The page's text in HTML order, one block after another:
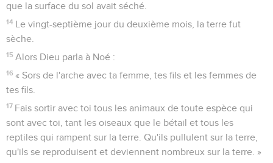
que la surface du sol avait séché.
14 Le vingt-septième jour du deuxième mois, la terre fut
sèche.
15 Alors Dieu parla à Noé :
16 « Sors de l'arche avec ta femme, tes fils et les femmes de
tes fils.
17 Fais sortir avec toi tous les animaux de toute espèce qui
sont avec toi, tant les oiseaux que le bétail et tous les
reptiles qui rampent sur la terre. Qu'ils pullulent sur la terre,
qu'ils se reproduisent et deviennent nombreux sur la terre. »